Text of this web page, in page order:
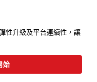
性升級及平台連續性，讓
始